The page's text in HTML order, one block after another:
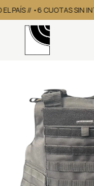
// •6 CUOTAS SIN